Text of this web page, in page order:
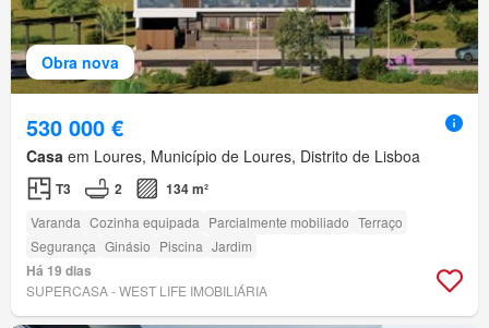
Obra nova
530 000 €
Casa em Loures, Município de Loures, Distrito de Lisboa
T3 2 134 m²
Varanda Cozinha equipada Parcialmente mobiliado Terraço
Segurança Ginásio Piscina Jardim
Há 19 dias
SUPERCASA - WEST LIFE IMOBILIÁRIA